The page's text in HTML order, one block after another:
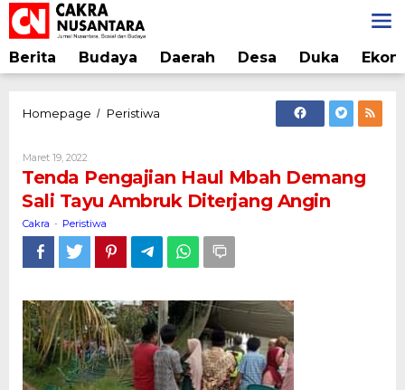
Lewati
ke
konten
Berita Budaya Daerah Desa Duka
Homepage / Peristiwa
Demang
Sali
Ambruk
Diterjang
Maret 19, 2022
Cakra
Tenda Pengajian Haul Mbah Demang
Sali Tayu Ambruk Diterjang Angin
Cakra - Peristiwa